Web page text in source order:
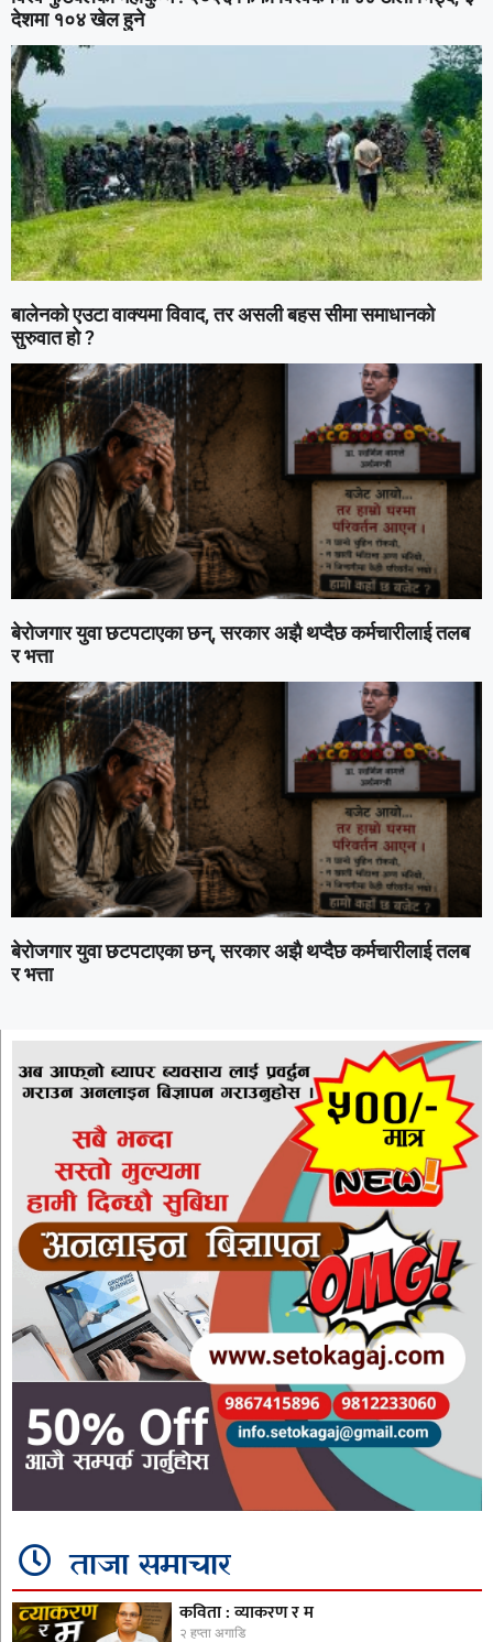
देशमा १०४ खेल हुने
बालेनको एउटा वाक्यमा विवाद, तर असली बहस सीमा समाधानको
सुरुवात हो ?
बेरोजगार युवा छटपटाएका छन्, सरकार अझै थप्दैछ कर्मचारीलाई तलब
र भत्ता
बेरोजगार युवा छटपटाएका छन्, सरकार अझै थप्दैछ कर्मचारीलाई तलब
र भत्ता
ताजा समाचार
कविता : व्याकरण र म
२ हप्ता अगाडि